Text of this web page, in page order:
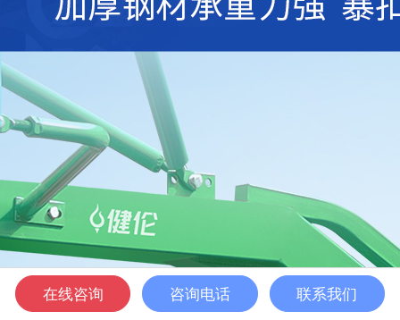
健伦-全面专业的体育服务商.热线:18820840909
采购咨询
稍后再说
在线咨询
咨询电话 联系我们